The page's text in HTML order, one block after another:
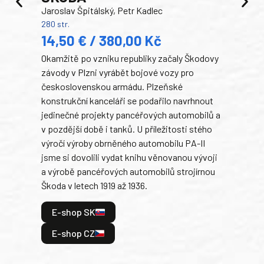
Jaroslav Špitálský, Petr Kadlec
280 str.
14,50 € / 380,00 Kč
Okamžitě po vzniku republiky začaly Škodovy
závody v Plzni vyrábět bojové vozy pro
československou armádu. Plzeňské
konstrukční kanceláři se podařilo navrhnout
jedinečné projekty pancéřových automobilů a
v pozdější době i tanků. U příležitosti stého
výročí výroby obrněného automobilu PA-II
jsme si dovolili vydat knihu věnovanou vývoji
a výrobě pancéřových automobilů strojírnou
Škoda v letech 1919 až 1936.
E-shop SK
E-shop CZ